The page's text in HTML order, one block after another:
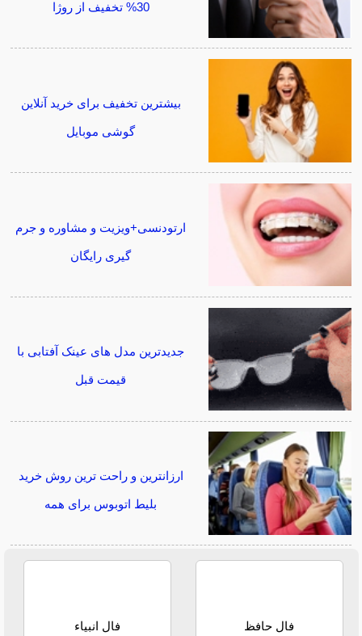
30% تخفیف از روژا
بیشترین تخفیف برای خرید آنلاین
گوشی موبایل
ارتودنسی+ویزیت و مشاوره و جرم
گیری رایگان
جدیدترین مدل های عینک آفتابی با
قیمت قبل
ارزانترین و راحت ترین روش خرید
بلیط اتوبوس برای همه
فال حافظ فال انبیاء